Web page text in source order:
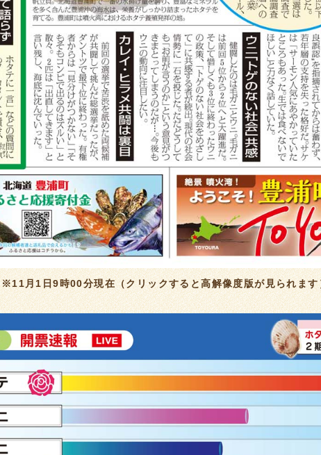
※11月1日9時00分現在（クリックすると高解像度版が見られます